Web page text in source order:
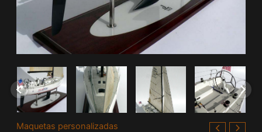
Maquetas personalizadas